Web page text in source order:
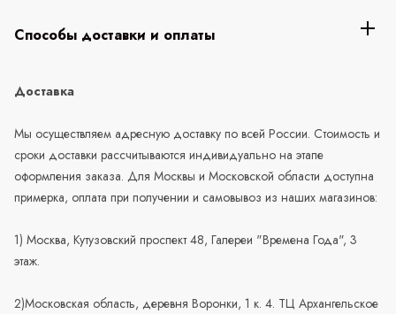
Способы доставки и оплаты
Доставка
Мы осуществляем адресную доставку по всей России. Стоимость и
сроки доставки рассчитываются индивидуально на этапе
оформления заказа. Для Москвы и Московской области доступна
примерка, оплата при получении и самовывоз из наших магазинов:
1) Москва, Кутузовский проспект 48, Галереи "Времена Года", 3
этаж.
2)Московская область, деревня Воронки, 1 к. 4. ТЦ Архангельское